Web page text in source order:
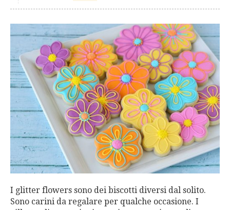
I glitter flowers sono dei biscotti diversi dal solito.
Sono carini da regalare per qualche occasione. I